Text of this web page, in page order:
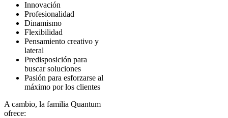
Innovación
Profesionalidad
Dinamismo
Flexibilidad
Pensamiento creativo y
lateral
Predisposición para
buscar soluciones
Pasión para esforzarse al
máximo por los clientes
A cambio, la familia Quantum
ofrece: